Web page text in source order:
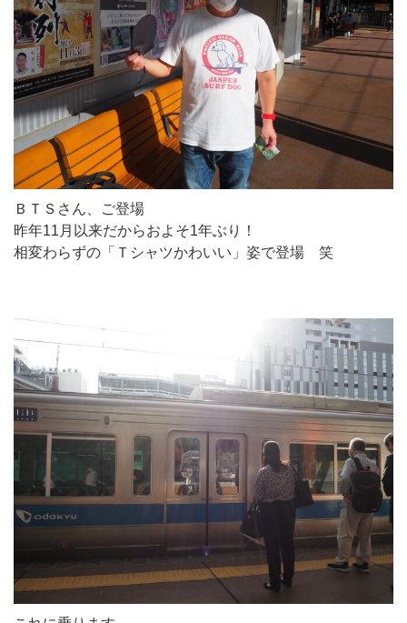
ＢＴＳさん、ご登場
昨年11月以来だからおよそ1年ぶり！
相変わらずの「Ｔシャツかわいい」姿で登場 笑